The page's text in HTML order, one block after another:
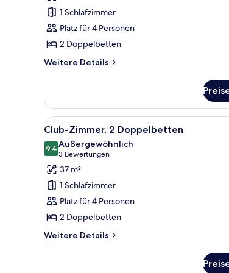
anzeigen
1 Schlafzimmer
Platz für 4 Personen
2 Doppelbetten
Weitere Details
Weitere
2 Doppelbetten
Alle
Fotos
für
Club-
Zimmer,
2 Doppelbetten
anzeigen
Ein Hotelzimmer
7
Club-Zimmer, 2 Doppelbetten
9,49,4 von 10
Außergewöhnlich
3 Bewertungen
(3
Bewertungen)
37 m²
1 Schlafzimmer
Platz für 4 Personen
2 Doppelbetten
Weitere Details
Weitere